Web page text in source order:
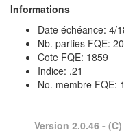
Informations
Date échéance: 4/
Nb. parties FQE:
Cote FQE: 1859
Indice: .21
No. membre FQE:
Version 2.0.46 -